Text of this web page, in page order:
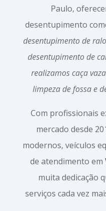
Paulo,
desentupimento
desentupimento de
desentupimento de
realizamos caça
limpeza de fossa e
Com profissionais
mercado desde
modernos, veículos
de atendimento em
muita dedicação
serviços cada vez